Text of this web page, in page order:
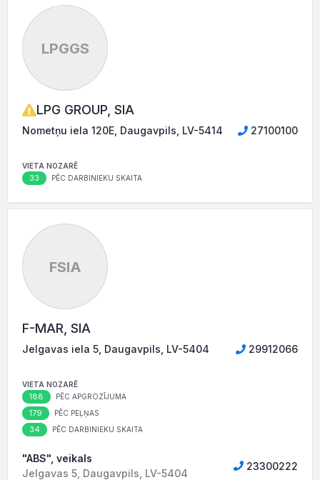
LPGGS
LPG GROUP, SIA
Nometņu iela 120E, Daugavpils, LV-5414 27100100
VIETA NOZARĒ
33 PĒC DARBINIEKU SKAITA
FSIA
F-MAR, SIA
Jelgavas iela 5, Daugavpils, LV-5404 29912066
VIETA NOZARĒ
188 PĒC APGROZĪJUMA
179 PĒC PEĻŅAS
34 PĒC DARBINIEKU SKAITA
"ABS", veikals
Jelgavas 5, Daugavpils, LV-5404
23300222